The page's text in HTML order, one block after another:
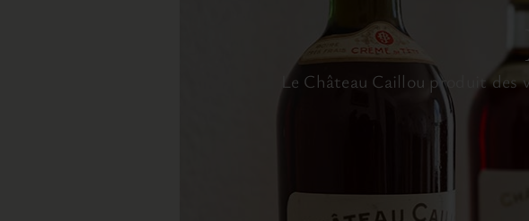
Le Château Caillou produit des